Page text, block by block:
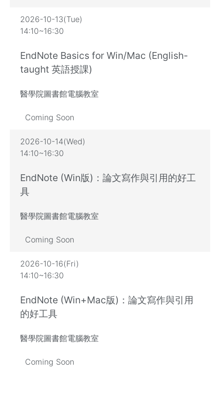
2026-10-13(Tue)
14:10~16:30
EndNote Basics for Win/Mac (English-
taught 英語授課)
醫學院圖書館電腦教室
Coming Soon
2026-10-14(Wed)
14:10~16:30
EndNote (Win版)：論文寫作與引用的好工
具
醫學院圖書館電腦教室
Coming Soon
2026-10-16(Fri)
14:10~16:30
EndNote (Win+Mac版)：論文寫作與引用
的好工具
醫學院圖書館電腦教室
Coming Soon